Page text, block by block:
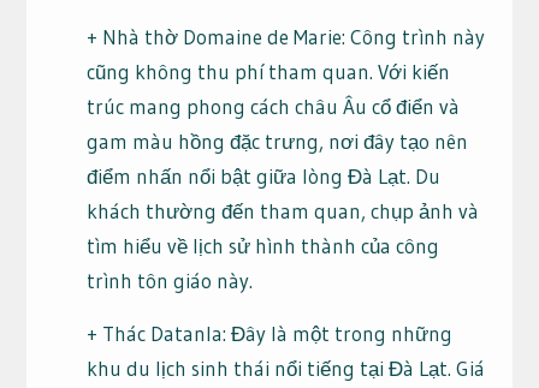
+ Nhà thờ Domaine de Marie: Công trình này
cũng không thu phí tham quan. Với kiến
trúc mang phong cách châu Âu cổ điển và
gam màu hồng đặc trưng, nơi đây tạo nên
điểm nhấn nổi bật giữa lòng Đà Lạt. Du
khách thường đến tham quan, chụp ảnh và
tìm hiểu về lịch sử hình thành của công
trình tôn giáo này.
+ Thác Datanla: Đây là một trong những
khu du lịch sinh thái nổi tiếng tại Đà Lạt. Giá